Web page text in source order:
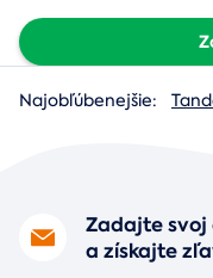
Najobľúbenejšie:
Zadajte
a získajte